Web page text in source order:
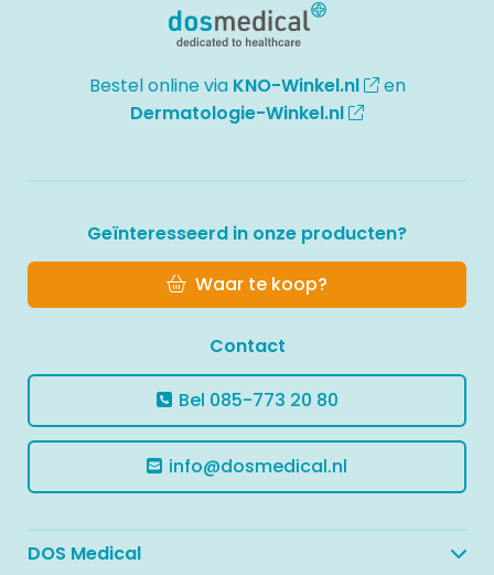
footerBestel online via KNO-Winkel.nl
en
Dermatologie-Winkel.nl
Contact
Bel 085-773 20 80
info@dosmedical.nl
DOS Medical
Geïnteresseerd in onze producten?
Waar te koop?